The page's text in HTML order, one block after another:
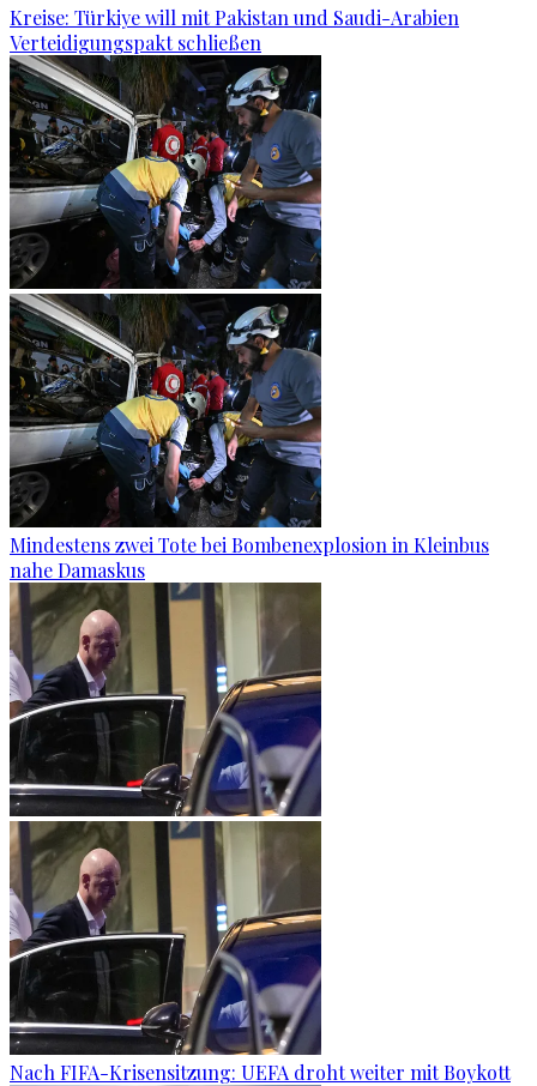
Kreise: Türkiye will mit Pakistan und Saudi-Arabien
Verteidigungspakt schließen
Mindestens zwei Tote bei Bombenexplosion in Kleinbus
nahe Damaskus
Nach FIFA-Krisensitzung: UEFA droht weiter mit Boykott